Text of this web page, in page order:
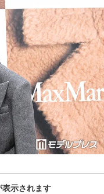
示されます